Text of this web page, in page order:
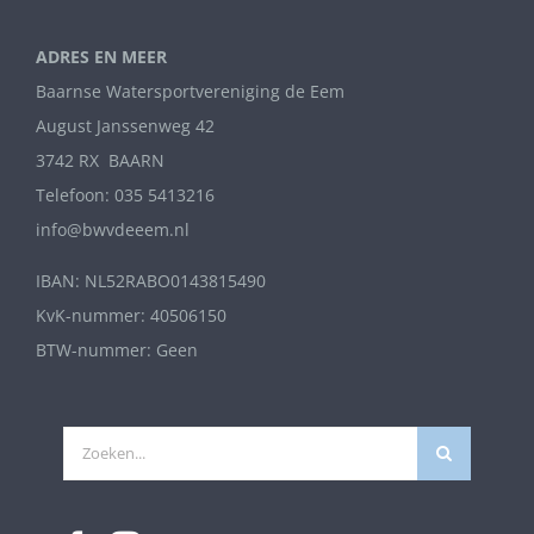
ADRES EN MEER
Baarnse Watersportvereniging de Eem
August Janssenweg 42
3742 RX BAARN
Telefoon: 035 5413216
info@bwvdeeem.nl
IBAN: NL52RABO0143815490
KvK-nummer: 40506150
BTW-nummer: Geen
Zoeken
naar: